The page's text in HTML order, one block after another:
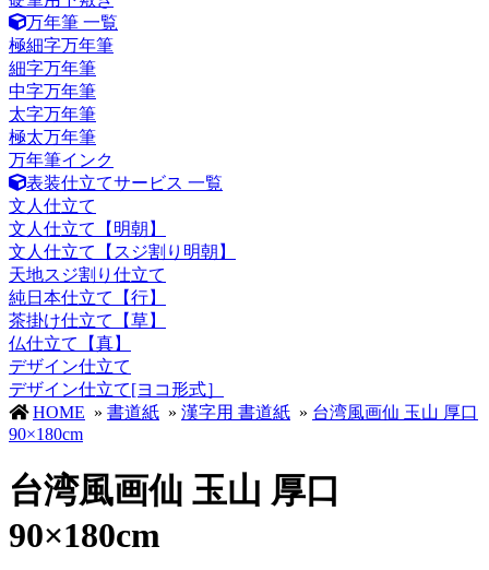
万年筆 一覧
極細字万年筆
細字万年筆
中字万年筆
太字万年筆
極太万年筆
万年筆インク
表装仕立てサービス 一覧
文人仕立て
文人仕立て【明朝】
文人仕立て【スジ割り明朝】
天地スジ割り仕立て
純日本仕立て【行】
茶掛け仕立て【草】
仏仕立て【真】
デザイン仕立て
デザイン仕立て[ヨコ形式］
HOME » 書道紙 » 漢字用 書道紙 » 台湾風画仙 玉山 厚口
90×180cm
台湾風画仙 玉山 厚口
90×180cm